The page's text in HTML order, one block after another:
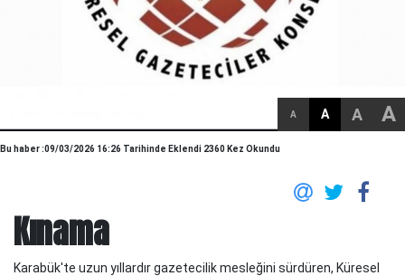
A A A A
Bu haber :09/03/2026 16:26 Tarihinde Eklendi 2360 Kez Okundu
Kınama
Karabük'te uzun yıllardır gazetecilik mesleğini sürdüren, Küresel